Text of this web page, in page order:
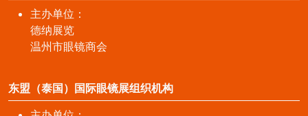
主办单位：
德纳展览
温州市眼镜商会
东盟（泰国）国际眼镜展组织机构